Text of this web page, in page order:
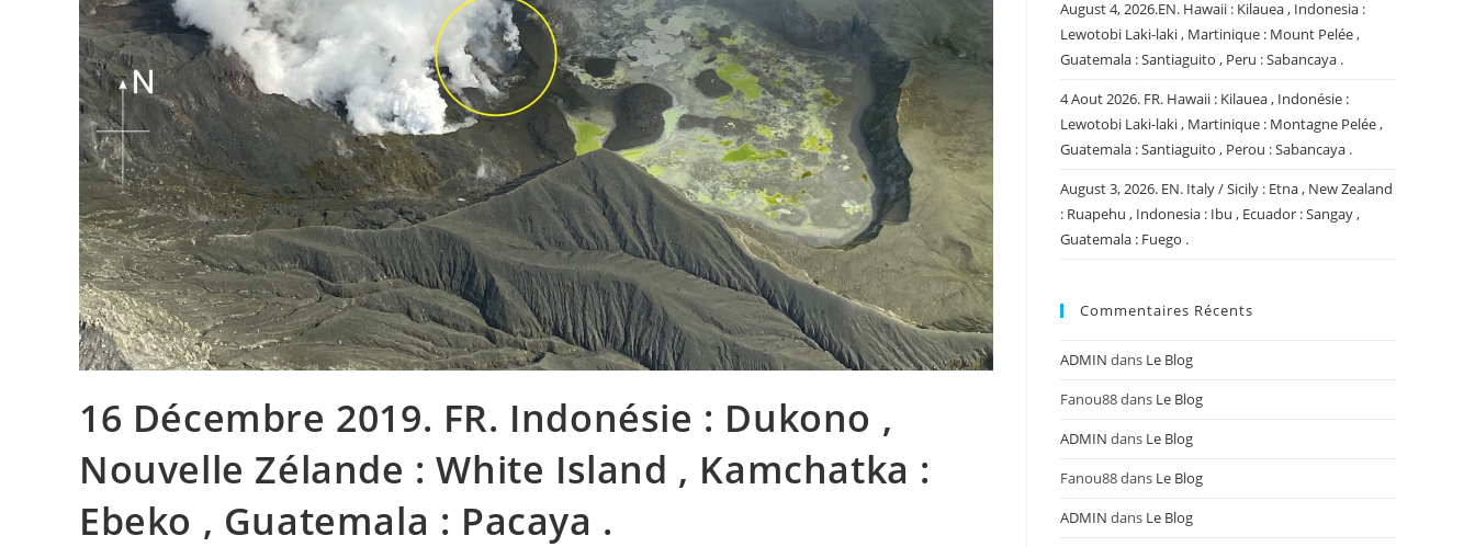
16 Décembre 2019. FR. Indonésie : Dukono ,
Nouvelle Zélande : White Island , Kamchatka :
Ebeko , Guatemala : Pacaya .
August 4, 2026.EN. Hawaii : Kilauea , Indonesia :
Lewotobi Laki-laki , Martinique : Mount Pelée ,
Guatemala : Santiaguito , Peru : Sabancaya .
4 Aout 2026. FR. Hawaii : Kilauea , Indonésie :
Lewotobi Laki-laki , Martinique : Montagne Pelée ,
Guatemala : Santiaguito , Perou : Sabancaya .
August 3, 2026. EN. Italy / Sicily : Etna , New Zealand
: Ruapehu , Indonesia : Ibu , Ecuador : Sangay ,
Guatemala : Fuego .
Commentaires Récents
ADMIN dans Le Blog
Fanou88dans Le Blog
ADMIN dans Le Blog
Fanou88dans Le Blog
ADMIN dans Le Blog